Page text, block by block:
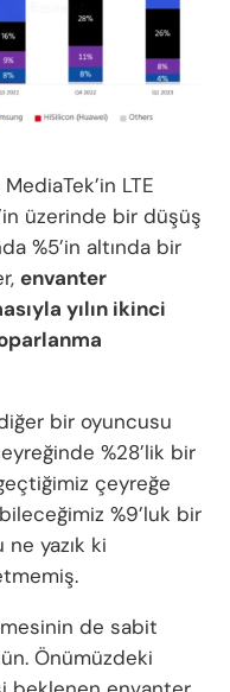
LTE
üzerinde bir düşüş
%5’in altında bir
envanter
yılın ikinci
bir oyuncusu
%28’lik bir
çeyreğe
%9’luk bir
yazık ki
de sabit
Önümüzdeki